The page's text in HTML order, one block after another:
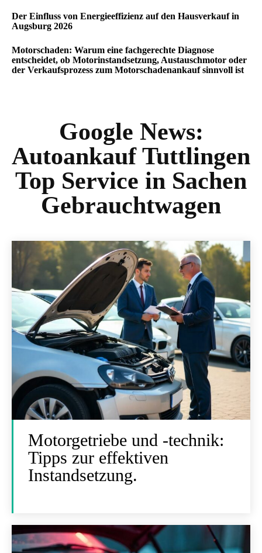
Der Einfluss von Energieeffizienz auf den Hausverkauf in
Augsburg 2026
Motorschaden: Warum eine fachgerechte Diagnose
entscheidet, ob Motorinstandsetzung, Austauschmotor oder
der Verkaufsprozess zum Motorschadenankauf sinnvoll ist
Google News:
Autoankauf Tuttlingen
Top Service in Sachen
Gebrauchtwagen
Motorgetriebe und -technik:
Tipps zur effektiven
Instandsetzung.